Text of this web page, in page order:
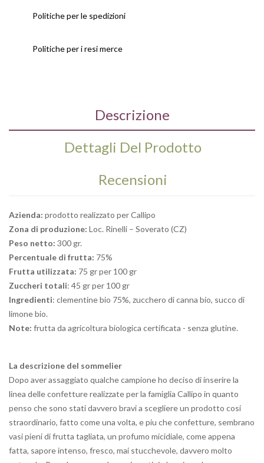
Politiche per le spedizioni
Politiche per i resi merce
Descrizione
Dettagli Del Prodotto
Recensioni
Azienda: prodotto realizzato per Callipo
Zona di produzione: Loc. Rinelli – Soverato (CZ)
Peso netto: 300 gr.
Percentuale di frutta: 75%
Frutta utilizzata: 75 gr per 100 gr
Zuccheri totali: 45 gr per 100 gr
Ingredienti: clementine bio 75%, zucchero di canna bio, succo di
limone bio.
Note: frutta da agricoltura biologica certificata - senza glutine.
La descrizione del sommelier
Dopo aver assaggiato qualche campione ho deciso di inserire la
linea delle confetture realizzate per la famiglia Callipo in quanto
penso che sono stati davvero bravi a scegliere un prodotto cosi
straordinario, fatto come una volta, e piu che confetture, sembrano
vasi pieni di frutta tagliata, un profumo micidiale, come appena
fatta, sapore intenso, fresco, mai stucchevole, davvero molto